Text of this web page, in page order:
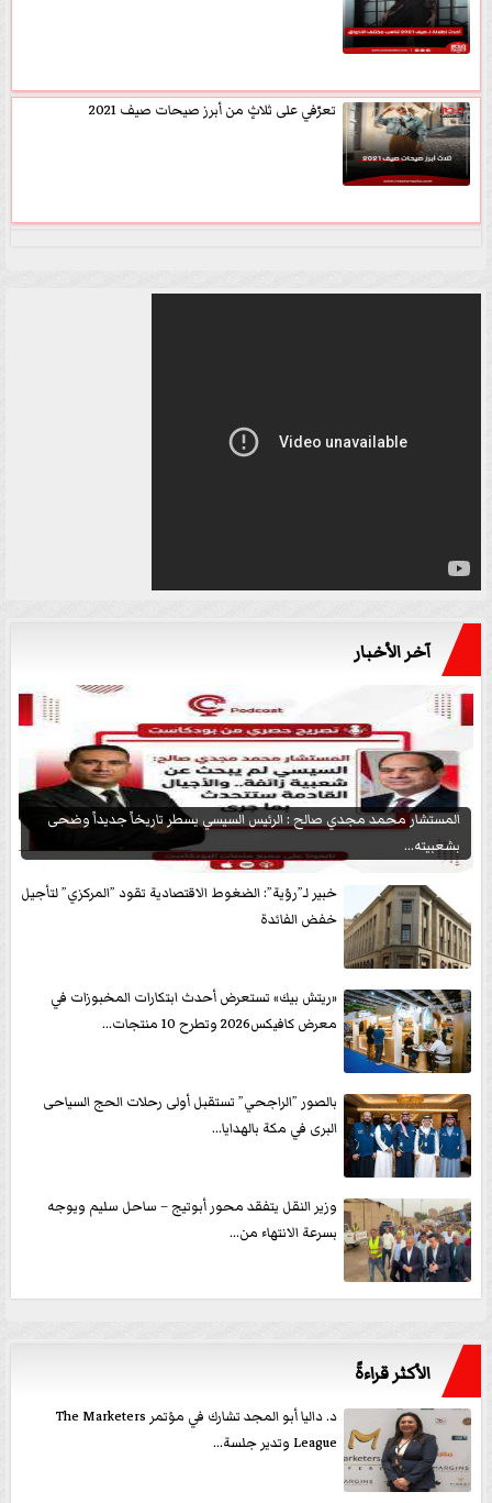
تعرّفي على ثلاثٍ من أبرز صيحات صيف 2021
آخر الأخبار
المستشار محمد مجدي صالح : الرئيس السيسي يسطر تاريخاً جديداً وضحى
بشعبيته...
خبير لـ”رؤية”: الضغوط الاقتصادية تقود ”المركزي” لتأجيل
خفض الفائدة
«ريتش بيك» تستعرض أحدث ابتكارات المخبوزات في
معرض كافيكس2026 وتطرح 10 منتجات...
بالصور ”الراجحي” تستقبل أولى رحلات الحج السياحى
البرى في مكة بالهدايا...
وزير النقل يتفقد محور أبوتيج – ساحل سليم ويوجه
بسرعة الانتهاء من...
الأكثر قراءةً
د. داليا أبو المجد تشارك في مؤتمر The Marketers
League وتدير جلسة...